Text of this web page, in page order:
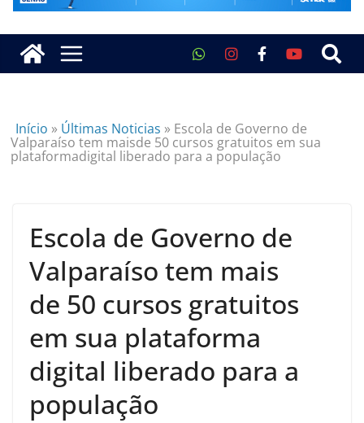
Início » Últimas Noticias » Escola de Governo de
Valparaíso tem maisde 50 cursos gratuitos em sua
plataformadigital liberado para a população
Escola de Governo de
Valparaíso tem mais
de 50 cursos gratuitos
em sua plataforma
digital liberado para a
população